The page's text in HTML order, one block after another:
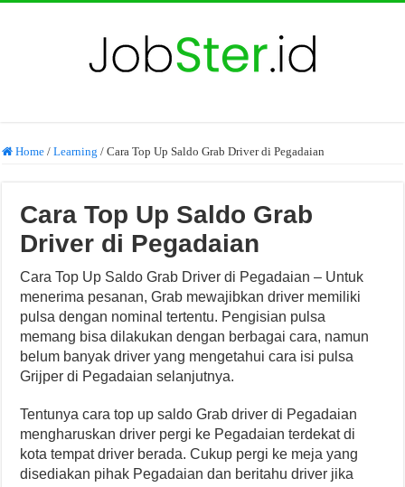
Home / Learning / Cara Top Up Saldo Grab Driver di Pegadaian
Cara Top Up Saldo Grab
Driver di Pegadaian
Cara Top Up Saldo Grab Driver di Pegadaian – Untuk
menerima pesanan, Grab mewajibkan driver memiliki
pulsa dengan nominal tertentu. Pengisian pulsa
memang bisa dilakukan dengan berbagai cara, namun
belum banyak driver yang mengetahui cara isi pulsa
Grijper di Pegadaian selanjutnya.
Tentunya cara top up saldo Grab driver di Pegadaian
mengharuskan driver pergi ke Pegadaian terdekat di
kota tempat driver berada. Cukup pergi ke meja yang
disediakan pihak Pegadaian dan beritahu driver jika